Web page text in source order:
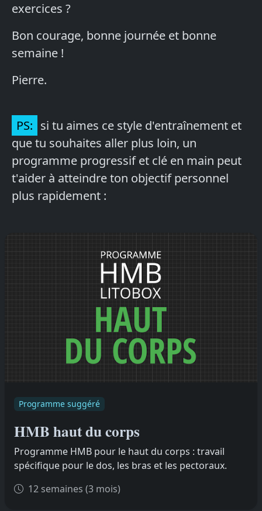
exercices ?
Bon courage, bonne journée et bonne
semaine !
Pierre.
PS: si tu aimes ce style d'entraînement et
que tu souhaites aller plus loin, un
programme progressif et clé en main peut
t'aider à atteindre ton objectif personnel
plus rapidement :
Programme suggéré
HMB haut du corps
Programme HMB pour le haut du corps : travail
spécifique pour le dos, les bras et les pectoraux.
12 semaines (3 mois)